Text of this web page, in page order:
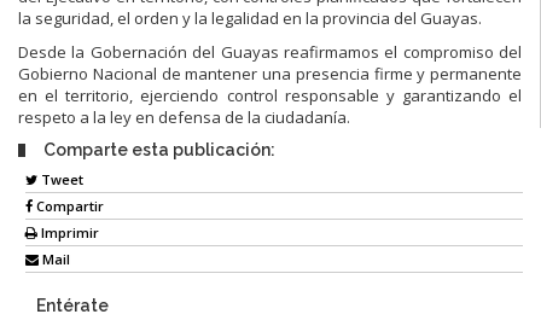
la seguridad, el orden y la legalidad en la provincia del Guayas.
Desde la Gobernación del Guayas reafirmamos el compromiso del
Gobierno Nacional de mantener una presencia firme y permanente
en el territorio, ejerciendo control responsable y garantizando el
respeto a la ley en defensa de la ciudadanía.
Comparte esta publicación:
Tweet
Compartir
Imprimir
Mail
Entérate